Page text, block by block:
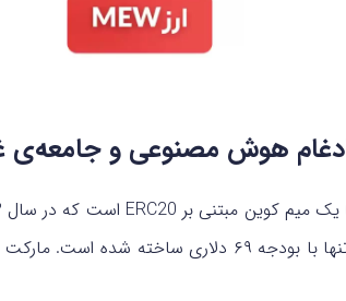
دغام هوش مصنوعی و جامعه‌ی
یک میم کوین مبتنی بر ERC20 است که در سال ۲۰۲۳ عرضه شد.